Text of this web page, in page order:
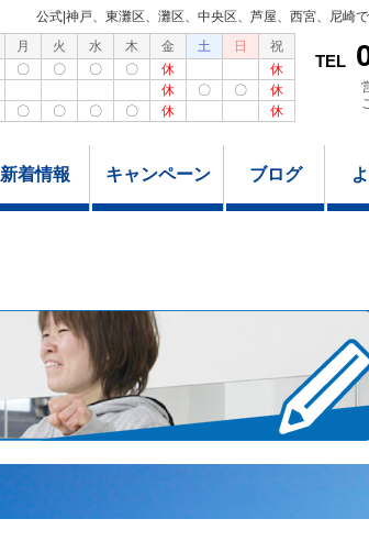
公式|神戸、東灘区、灘区、中央区、芦屋、西宮、尼崎
月
火 水 木 金 土 日
祝
〇 〇 〇 〇 休
休
休 〇 〇
休
〇 〇 〇 〇 休 休
TEL
新着情報 キャンペーン ブログ